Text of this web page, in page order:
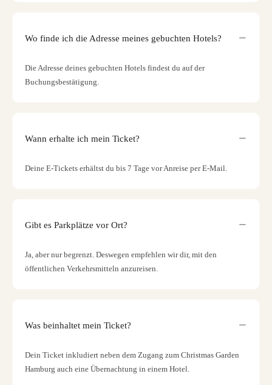
Wo finde ich die Adresse meines gebuchten Hotels?
Die Adresse deines gebuchten Hotels findest du auf der
Buchungsbestätigung.
Wann erhalte ich mein Ticket?
Deine E-Tickets erhältst du bis 7 Tage vor Anreise per E-Mail.
Gibt es Parkplätze vor Ort?
Ja, aber nur begrenzt. Deswegen empfehlen wir dir, mit den
öffentlichen Verkehrsmitteln anzureisen.
Was beinhaltet mein Ticket?
Dein Ticket inkludiert neben dem Zugang zum Christmas Garden
Hamburg auch eine Übernachtung in einem Hotel.